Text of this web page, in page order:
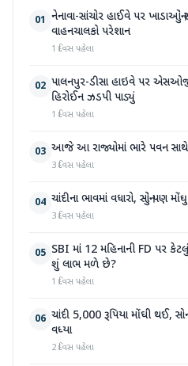
01 નેનાવા-સાંચોર હાઈવે પર ખાડાઓનું
વાહનચાલકો પરેશાન
1 દિવસ પહેલા
02 પાલનપુર-ડીસા હાઇવે પર એસઓજી
હિરોઈન ઝડપી પાડ્યું
1 દિવસ પહેલા
03 આજે આ રાજ્યોમાં ભારે પવન સાથે
3 દિવસ પહેલા
04 ચાંદીના ભાવમાં વધારો, સોનું પણ
3 દિવસ પહેલા
05 SBI માં 12 મહિનાની FD પર
શું લાભ મળે છે?
1 દિવસ પહેલા
06 ચાંદી 5,000 રૂપિયા મોંઘી થઈ,
વધ્યા
2 દિવસ પહેલા